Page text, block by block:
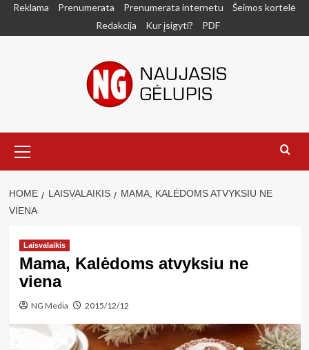
SkipReklama Prenumerata Prenumerata internetu
Šeimos kortelė
Redakcija
Kur įsigyti? PDF
Menu
HOME LAISVALAIKIS
MAMA, KALĖDOMS ATVYKSIU NE
VIENA
Laisvalaikis
Mama, Kalėdoms atvyksiu ne
viena
NG Media 2015/12/12